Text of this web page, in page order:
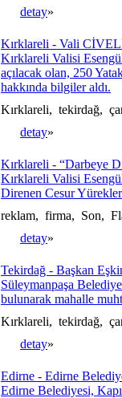
detay»
Kırklareli - Vali
Kırklareli Valisi
açılacak olan, 250
hakkında bilgiler aldı.
Kırklareli, tekirdağ,
detay»
Kırklareli - “Darbeye
Kırklareli Valisi
Direnen Cesur
reklam, firma, Son,
detay»
Tekirdağ - Başkan
Süleymanpaşa
bulunarak mahalle
Kırklareli, tekirdağ,
detay»
Edirne - Edirne
Edirne Belediyesi,